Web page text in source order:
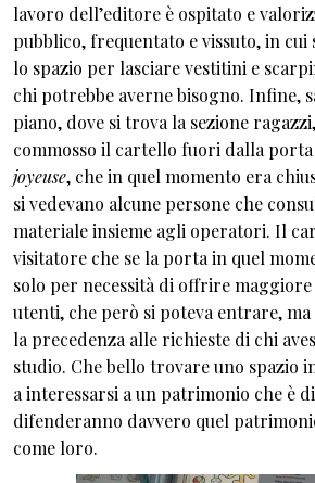
lavoro dell’editore è ospitato e
pubblico, frequentato e vissuto, in cui
lo spazio per lasciare vestitini e
chi potrebbe averne bisogno. Infine,
piano, dove si trova la sezione
commosso il cartello fuori dalla
joyeuse, che in quel momento era
si vedevano alcune persone che
materiale insieme agli operatori. Il
visitatore che se la porta in quel
solo per necessità di offrire
utenti, che però si poteva entrare, ma
la precedenza alle richieste di chi
studio. Che bello trovare uno spazio
a interessarsi a un patrimonio che è
difenderanno davvero quel
come loro.